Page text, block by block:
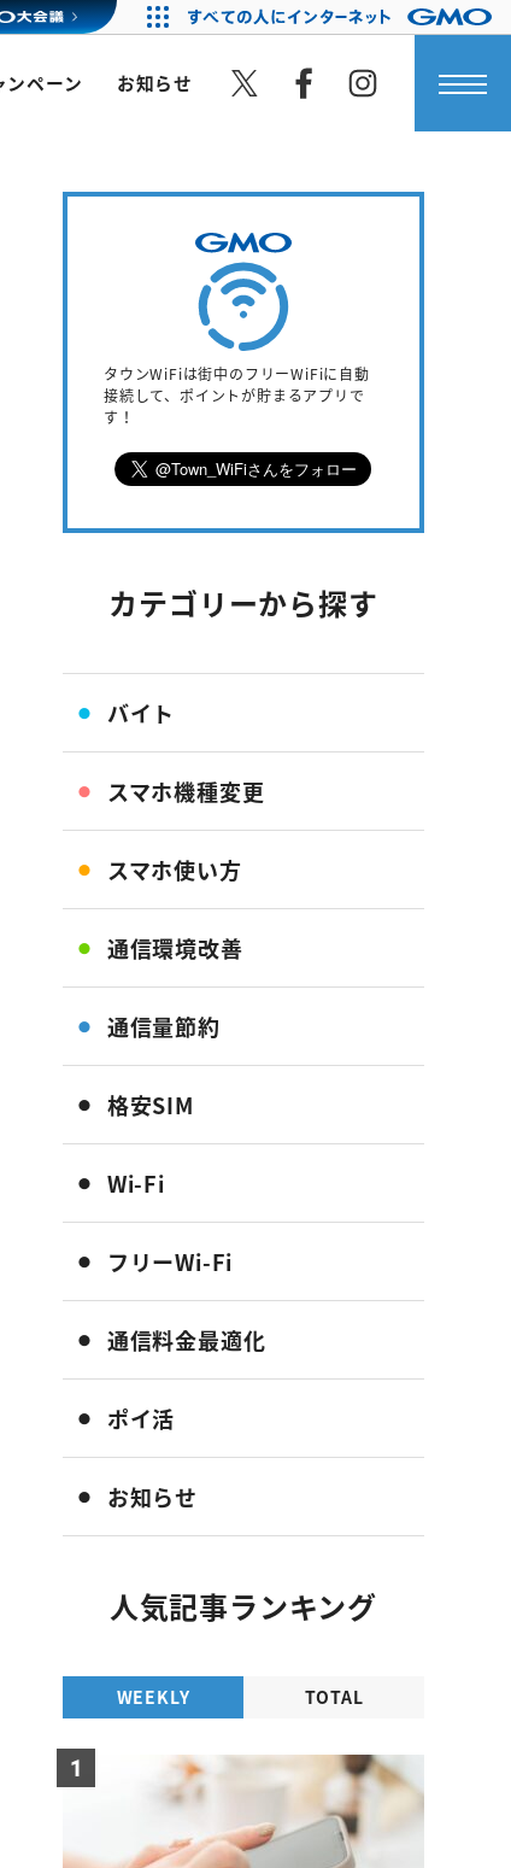
ンペーン お知らせ
タウンWiFiは街中のフリーWiFiに自動
接続して、ポイントが貯まるアプリで
す！
カテゴリーから探す
バイト
スマホ機種変更
スマホ使い方
通信環境改善
通信量節約
格安SIM
Wi-Fi
フリーWi-Fi
通信料金最適化
ポイ活
お知らせ
人気記事ランキング
WEEKLY TOTAL